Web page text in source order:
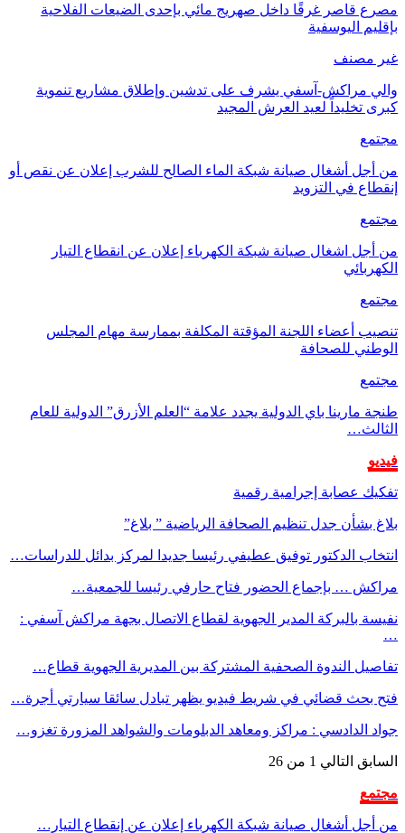
مصرع قاصر غرقًا داخل صهريج مائي بإحدى الضيعات الفلاحية
بإقليم اليوسفية
غير مصنف
والي مراكش-آسفي يشرف على تدشين وإطلاق مشاريع تنموية
كبرى تخليداً لعيد العرش المجيد
مجتمع
من أجل أشغال صيانة شبكة الماء الصالح للشرب إعلان عن نقص أو
إنقطاع في التزويد
مجتمع
من أجل اشغال صيانة شبكة الكهرباء إعلان عن انقطاع التيار
الكهربائي
مجتمع
تنصيب أعضاء اللجنة المؤقتة المكلفة بممارسة مهام المجلس
الوطني للصحافة
مجتمع
طنجة مارينا باي الدولية يجدد علامة “العلم الأزرق” الدولية للعام
الثالث…
فيديو
تفكيك عصابة إجرامية رقمية
بلاغ بشأن جدل تنظيم الصحافة الرياضية ” بلاغ”
انتخاب الدكتور توفيق عطيفي رئيسا جديدا لمركز بدائل للدراسات…
مراكش … بإجماع الحضور فتاح حارفي رئيسا للجمعية…
نفيسة بالبركة المدير الجهوية لقطاع الاتصال بجهة مراكش آسفي :
…
تفاصيل الندوة الصحفية المشتركة بين المديرية الجهوية قطاع…
فتح بحث قضائي في شريط فيديو يظهر تبادل سائقا سيارتي أجرة…
جواد الدادسي : مراكز ومعاهد الدبلومات والشواهد المزورة تغزو…
السابق التالي 1 من 26
مجتمع
من أجل أشغال صيانة شبكة الكهرباء إعلان عن إنقطاع التيار…